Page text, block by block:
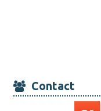
Contact